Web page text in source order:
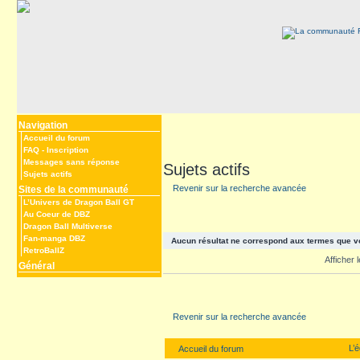
Navigation
Accueil du forum
FAQ - Inscription
Messages sans réponse
Sujets actifs
Sites de la communauté
L’Univers de Dragon Ball GT
Au Coeur de DBZ
Dragon Ball Multiverse
Fan-manga DBZ
RetroBallZ
Général
Sujets actifs
Revenir sur la recherche avancée
Aucun résultat ne correspond aux termes que
Afficher
Revenir sur la recherche avancée
Accueil du forum